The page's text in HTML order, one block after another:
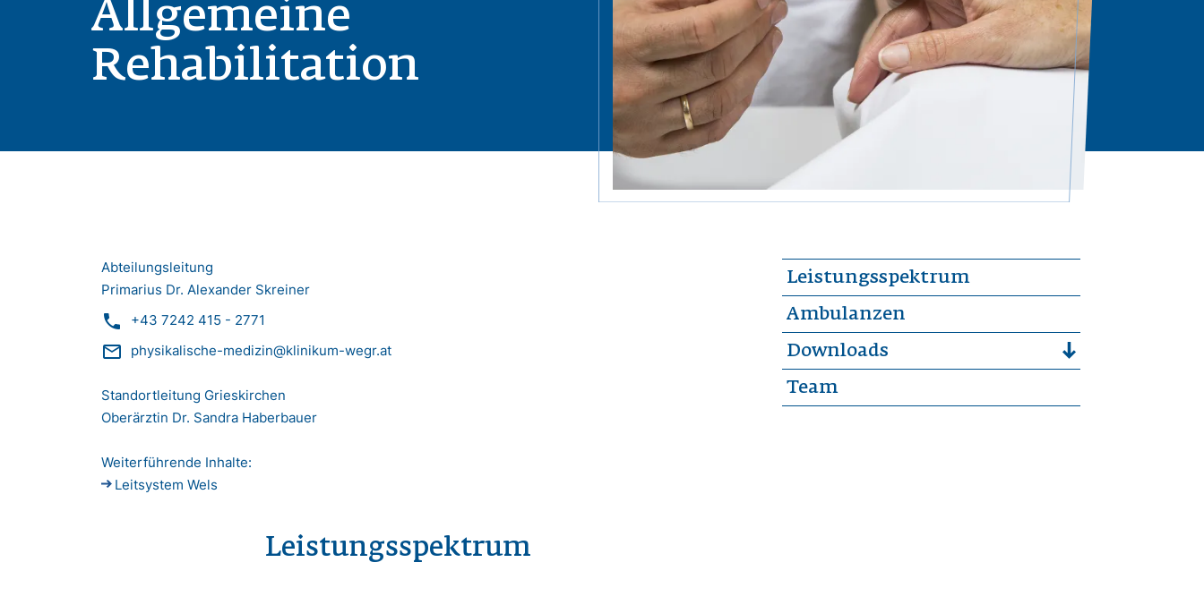
Allgemeine
Rehabilitation
Abteilungsleitung
Primarius Dr. Alexander Skreiner
phone +43 7242 415 - 2771
mail_outline physikalische-medizin@klinikum-wegr.at
Standortleitung Grieskirchen
Oberärztin Dr. Sandra Haberbauer
Weiterführende Inhalte:
Leitsystem Wels
Leistungsspektrum
Ambulanzen
Downloads
Team
Leistungsspektrum